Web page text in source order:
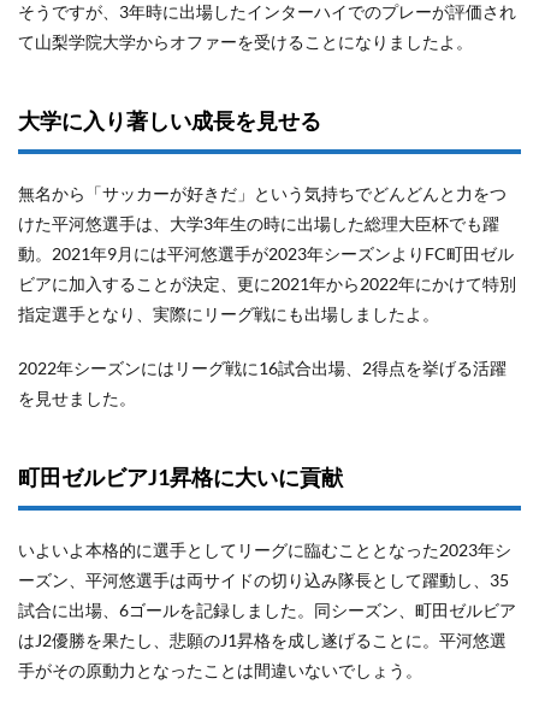
そうですが、3年時に出場したインターハイでのプレーが評価され
て山梨学院大学からオファーを受けることになりましたよ。
大学に入り著しい成長を見せる
無名から「サッカーが好きだ」という気持ちでどんどんと力をつ
けた平河悠選手は、大学3年生の時に出場した総理大臣杯でも躍
動。2021年9月には平河悠選手が2023年シーズンよりFC町田ゼル
ビアに加入することが決定、更に2021年から2022年にかけて特別
指定選手となり、実際にリーグ戦にも出場しましたよ。
2022年シーズンにはリーグ戦に16試合出場、2得点を挙げる活躍
を見せました。
町田ゼルビアJ1昇格に大いに貢献
いよいよ本格的に選手としてリーグに臨むこととなった2023年シ
ーズン、平河悠選手は両サイドの切り込み隊長として躍動し、35
試合に出場、6ゴールを記録しました。同シーズン、町田ゼルビア
はJ2優勝を果たし、悲願のJ1昇格を成し遂げることに。平河悠選
手がその原動力となったことは間違いないでしょう。